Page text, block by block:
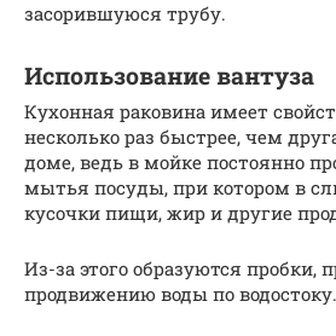
засорившуюся трубу.
Использование вантуза
Кухонная раковина имеет
несколько раз быстрее, чем
доме, ведь в мойке постоянно
мытья посуды, при котором в
кусочки пищи, жир и другие
Из-за этого образуются пробки,
продвижению воды по водостоку.